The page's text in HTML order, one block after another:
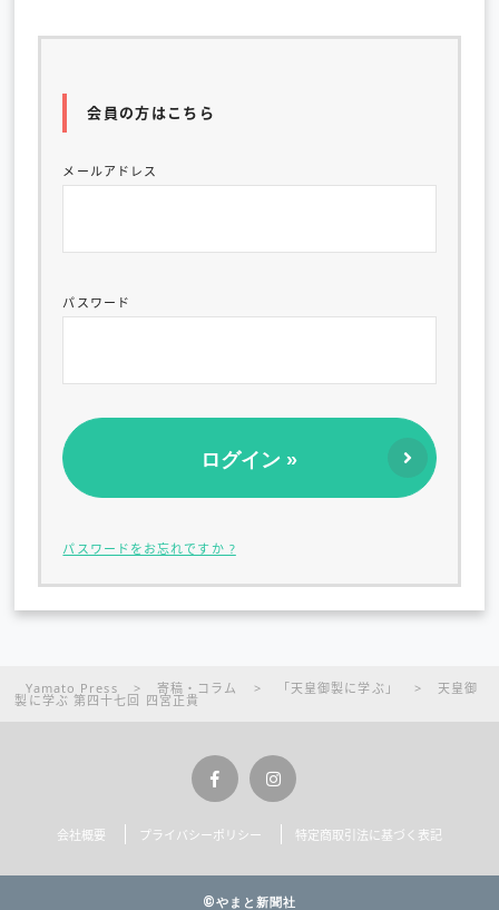
会員の方はこちら
メールアドレス
パスワード
パスワードをお忘れですか ?
Yamato Press > 寄稿・コラム > 「天皇御製に学ぶ」 > 天皇御
製に学ぶ 第四十七回 四宮正貴
会社概要 プライバシーポリシー 特定商取引法に基づく表記
©やまと新聞社